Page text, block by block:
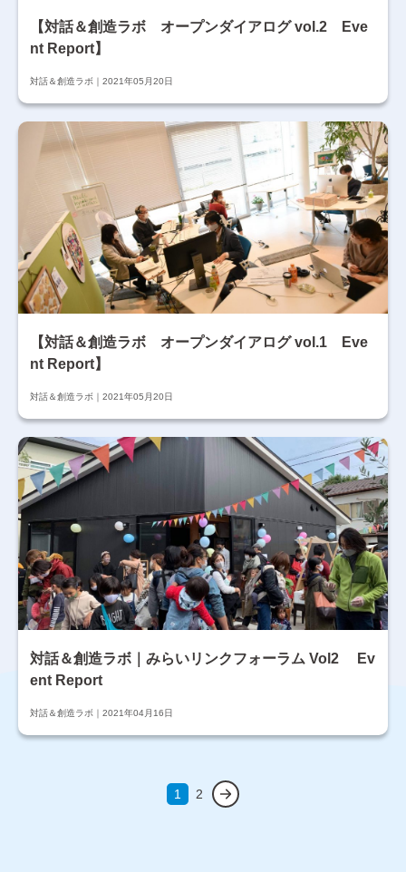
【対話＆創造ラボ オープンダイアログ vol.2 Eve
nt Report】
対話＆創造ラボ 2021年05月20日
【対話＆創造ラボ オープンダイアログ vol.1 Eve
nt Report】
対話＆創造ラボ 2021年05月20日
対話＆創造ラボ｜みらいリンクフォーラム Vol2 Ev
ent Report
対話＆創造ラボ 2021年04月16日
1 2